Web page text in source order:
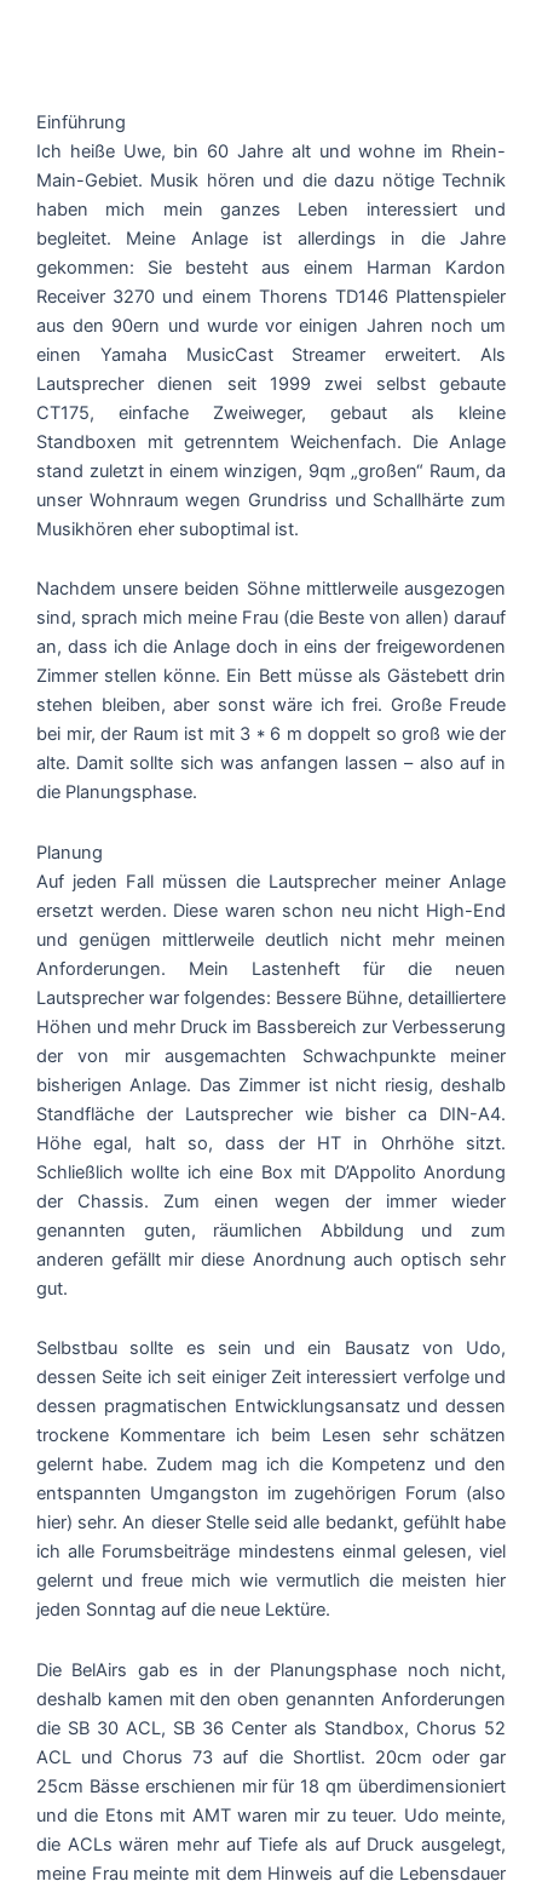
Einführung
Ich heiße Uwe, bin 60 Jahre alt und wohne im Rhein-
Main-Gebiet. Musik hören und die dazu nötige Technik
haben mich mein ganzes Leben interessiert und
begleitet. Meine Anlage ist allerdings in die Jahre
gekommen: Sie besteht aus einem Harman Kardon
Receiver 3270 und einem Thorens TD146 Plattenspieler
aus den 90ern und wurde vor einigen Jahren noch um
einen Yamaha MusicCast Streamer erweitert. Als
Lautsprecher dienen seit 1999 zwei selbst gebaute
CT175, einfache Zweiweger, gebaut als kleine
Standboxen mit getrenntem Weichenfach. Die Anlage
stand zuletzt in einem winzigen, 9qm „großen“ Raum, da
unser Wohnraum wegen Grundriss und Schallhärte zum
Musikhören eher suboptimal ist.
Nachdem unsere beiden Söhne mittlerweile ausgezogen
sind, sprach mich meine Frau (die Beste von allen) darauf
an, dass ich die Anlage doch in eins der freigewordenen
Zimmer stellen könne. Ein Bett müsse als Gästebett drin
stehen bleiben, aber sonst wäre ich frei. Große Freude
bei mir, der Raum ist mit 3 * 6 m doppelt so groß wie der
alte. Damit sollte sich was anfangen lassen – also auf in
die Planungsphase.
Planung
Auf jeden Fall müssen die Lautsprecher meiner Anlage
ersetzt werden. Diese waren schon neu nicht High-End
und genügen mittlerweile deutlich nicht mehr meinen
Anforderungen. Mein Lastenheft für die neuen
Lautsprecher war folgendes: Bessere Bühne, detailliertere
Höhen und mehr Druck im Bassbereich zur Verbesserung
der von mir ausgemachten Schwachpunkte meiner
bisherigen Anlage. Das Zimmer ist nicht riesig, deshalb
Standfläche der Lautsprecher wie bisher ca DIN-A4.
Höhe egal, halt so, dass der HT in Ohrhöhe sitzt.
Schließlich wollte ich eine Box mit D’Appolito Anordung
der Chassis. Zum einen wegen der immer wieder
genannten guten, räumlichen Abbildung und zum
anderen gefällt mir diese Anordnung auch optisch sehr
gut.
Selbstbau sollte es sein und ein Bausatz von Udo,
dessen Seite ich seit einiger Zeit interessiert verfolge und
dessen pragmatischen Entwicklungsansatz und dessen
trockene Kommentare ich beim Lesen sehr schätzen
gelernt habe. Zudem mag ich die Kompetenz und den
entspannten Umgangston im zugehörigen Forum (also
hier) sehr. An dieser Stelle seid alle bedankt, gefühlt habe
ich alle Forumsbeiträge mindestens einmal gelesen, viel
gelernt und freue mich wie vermutlich die meisten hier
jeden Sonntag auf die neue Lektüre.
Die BelAirs gab es in der Planungsphase noch nicht,
deshalb kamen mit den oben genannten Anforderungen
die SB 30 ACL, SB 36 Center als Standbox, Chorus 52
ACL und Chorus 73 auf die Shortlist. 20cm oder gar
25cm Bässe erschienen mir für 18 qm überdimensioniert
und die Etons mit AMT waren mir zu teuer. Udo meinte,
die ACLs wären mehr auf Tiefe als auf Druck ausgelegt,
meine Frau meinte mit dem Hinweis auf die Lebensdauer